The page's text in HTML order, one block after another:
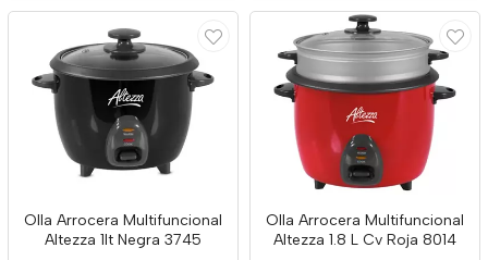
Olla Arrocera Multifuncional
Altezza 1lt Negra 3745
Olla Arrocera Multifuncional
Altezza 1.8 L Cv Roja 8014